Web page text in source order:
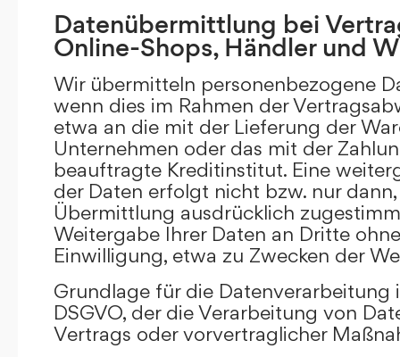
Datenübermittlung bei
Online-Shops, Händler und
Wir übermitteln personenbezogene
wenn dies im Rahmen der
etwa an die mit der Lieferung der
Unternehmen oder das mit der
beauftragte Kreditinstitut. Eine
der Daten erfolgt nicht bzw. nur
Übermittlung ausdrücklich
Weitergabe Ihrer Daten an Dritte
Einwilligung, etwa zu Zwecken der
Grundlage für die Datenverarbeitung
DSGVO, der die Verarbeitung von
Vertrags oder vorvertraglicher